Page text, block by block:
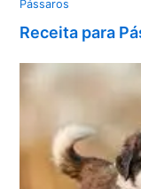
Pássaros
Receita para